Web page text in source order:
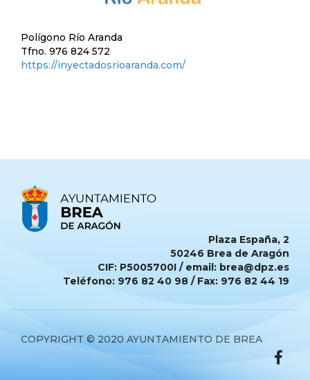
Polígono Río Aranda
Tfno. 976 824 572
https://inyectadosrioaranda.com/
Plaza España, 2
50246 Brea de Aragón
CIF: P5005700I / email: brea@dpz.es
Teléfono: 976 82 40 98 / Fax: 976 82 44 19
COPYRIGHT © 2020 AYUNTAMIENTO DE BREA